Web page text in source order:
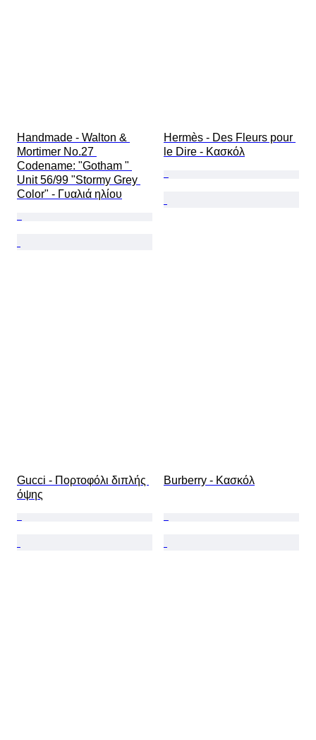
Handmade - Walton &
Mortimer No.27
Codename: "Gotham "
Unit 56/99 "Stormy Grey
Color" - Γυαλιά ηλίου
Hermès - Des Fleurs pour
le Dire - Κασκόλ
Gucci - Πορτοφόλι διπλής
όψης
Burberry - Κασκόλ